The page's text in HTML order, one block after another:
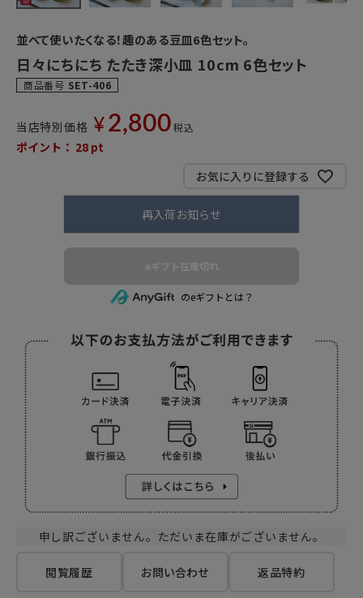
並べて使いたくなる！趣のある豆皿6色セット。
日々にちにち たたき深小皿 10cm 6色セット
商品番号 SET-406
当店特別価格 ¥ 2,800 税込
ポイント： 28 pt
お気に入りに登録する
再入荷お知らせ
eギフト在庫切れ
のeギフトとは？
申し訳ございません。ただいま在庫がございません。
閲覧履歴 お問い合わせ 返品特約